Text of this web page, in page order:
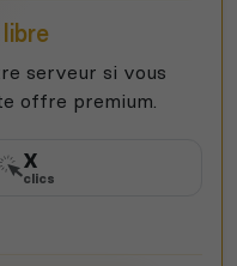
serveur si vous
offre premium.
X
clics